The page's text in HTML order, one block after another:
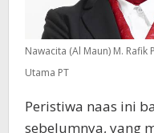
Nawacita (Al Maun) M.
Utama PT
Peristiwa naas ini
sebelumnya, yang